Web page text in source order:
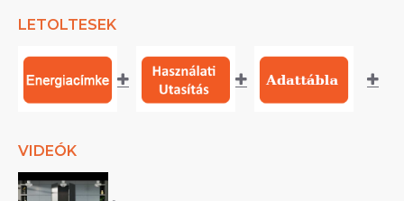
LETOLTESEK
VIDEÓK